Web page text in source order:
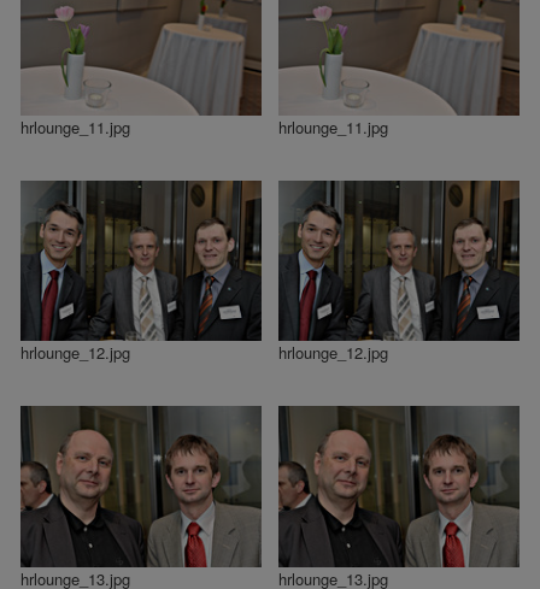
hrlounge_11.jpg hrlounge_11.jpg
hrlounge_12.jpg hrlounge_12.jpg
hrlounge_13.jpg hrlounge_13.jpg